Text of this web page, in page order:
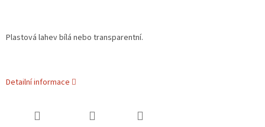
Plastová lahev bílá nebo transparentní.
Detailní informace